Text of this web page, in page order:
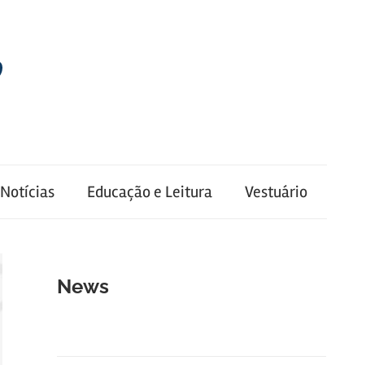
Notícias Educação e Leitura Vestuário
News